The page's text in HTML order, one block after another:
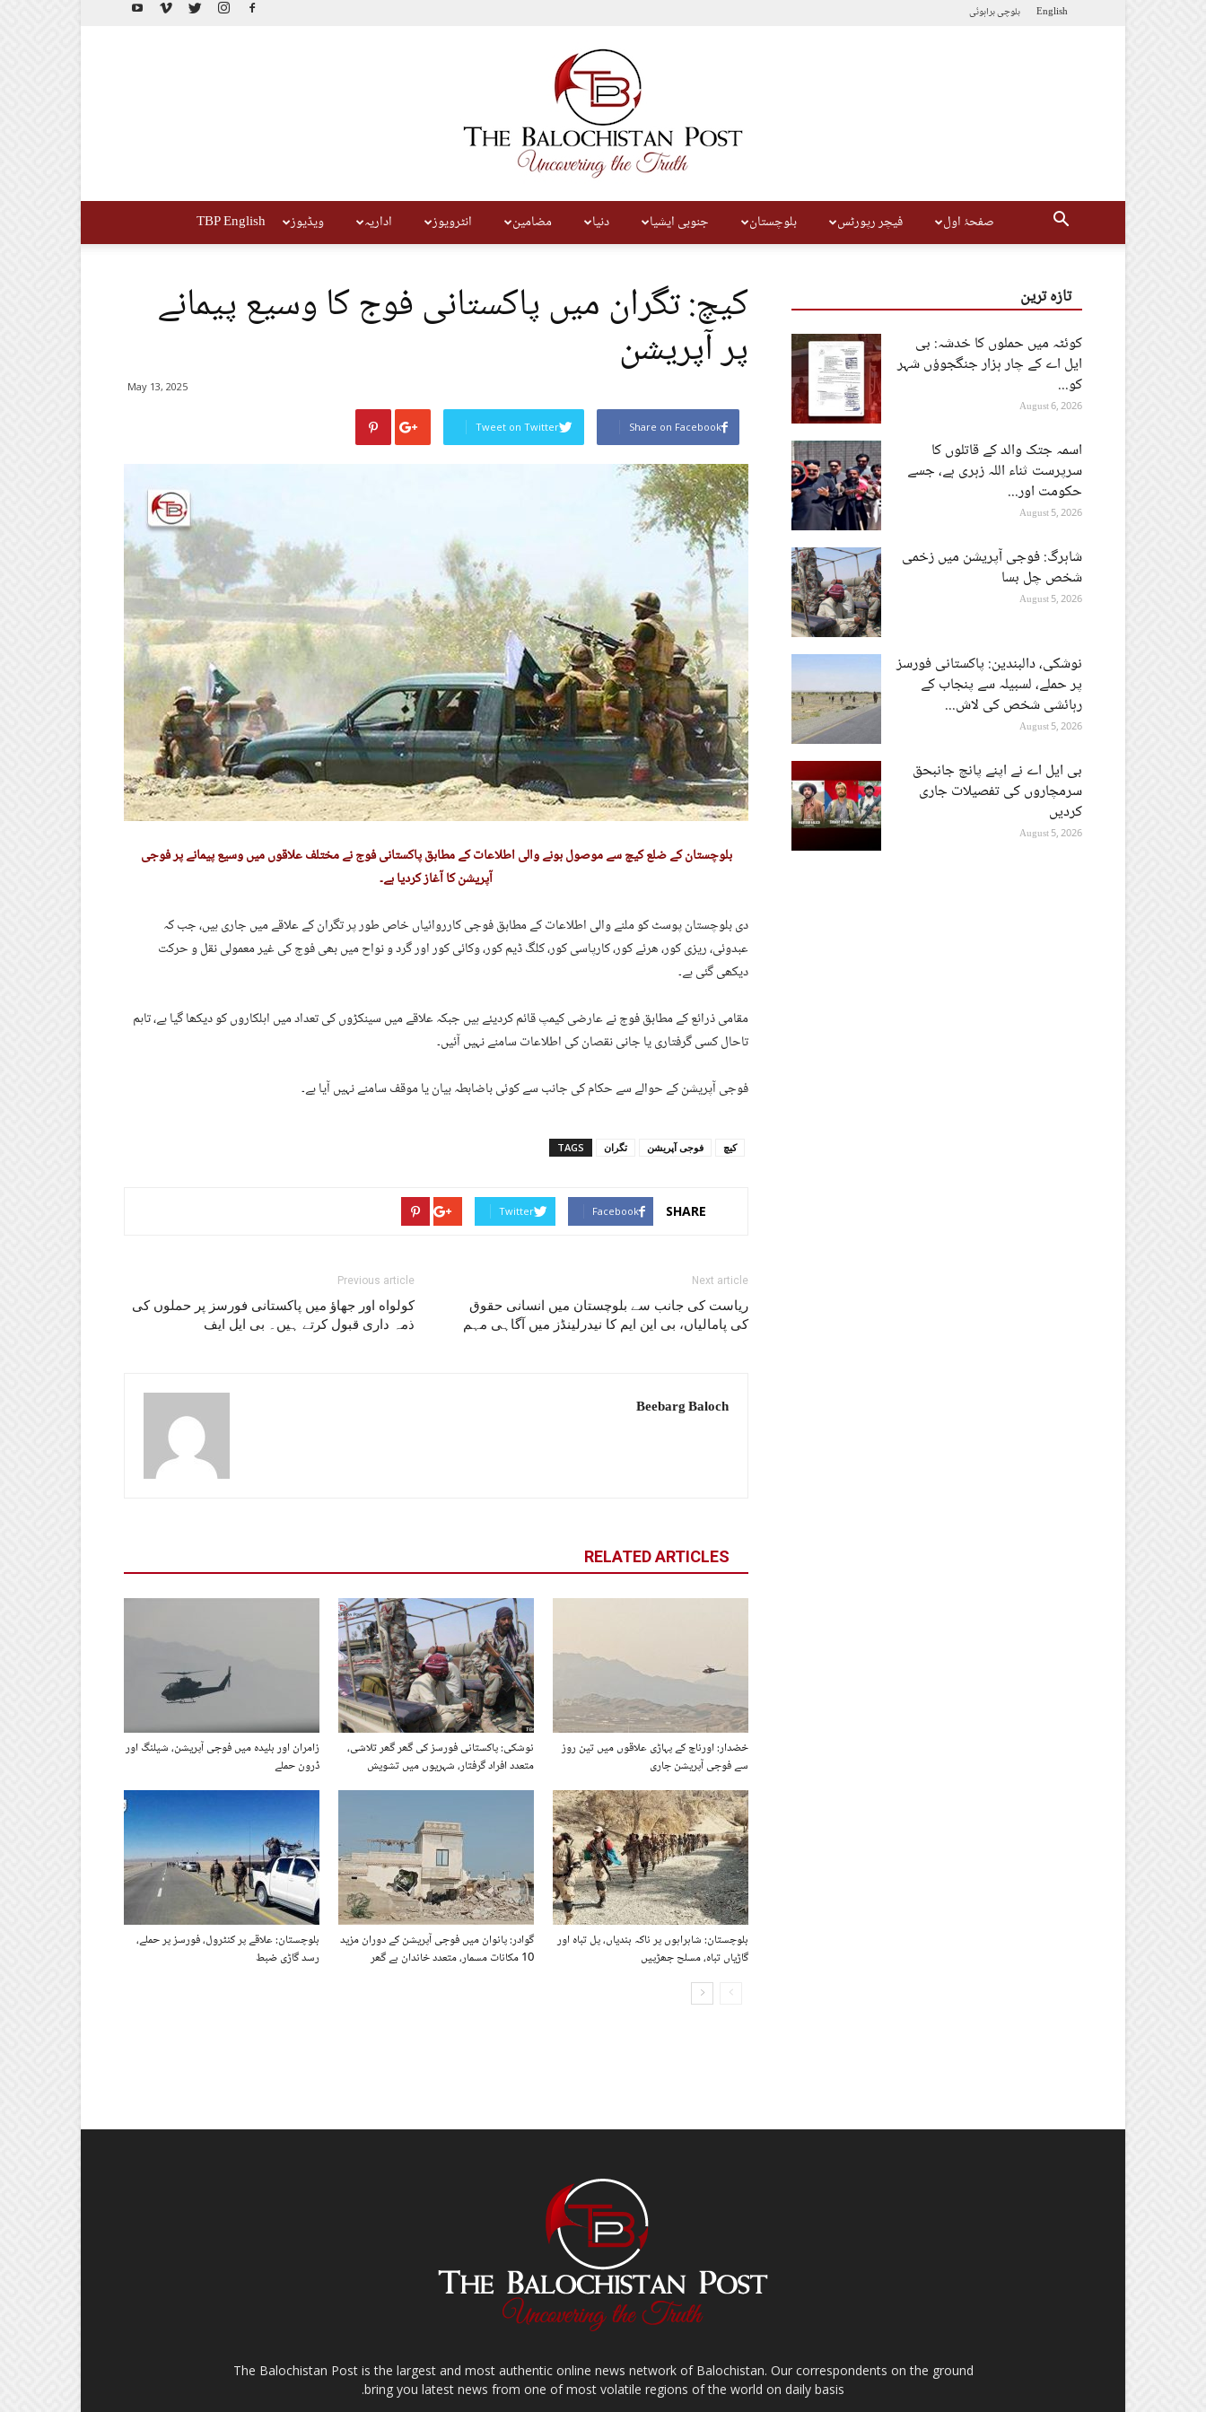
English بلوچیبراہوئی
صفحۂ اول فیچر رپورٹس بلوچستان جنوبی ایشیا دنیا مضامین انٹرویوز اداریہ ویڈیوز TBP English
کیچ: تگران میں پاکستانی فوج کا وسیع پیمانے
پر آپریشن
May 13, 2025
Share on Facebook
Tweet on Twitter
بلوچستان کے ضلع کیچ سے موصول ہونے والی اطلاعات کے مطابق پاکستانی فوج نے مختلف علاقوں میں وسیع پیمانے پر فوجی
آپریشن کا آغاز کردیا ہے۔
دی بلوچستان پوسٹ کو ملنے والی اطلاعات کے مطابق فوجی کارروائیاں خاص طور پر تگران کے علاقے میں جاری ہیں، جب کہ
عبدوئی، ریزی کور، ھرئے کور، کارپاسی کور، کلگ ڈیم کور، وکائی کور اور گرد و نواح میں بھی فوج کی غیر معمولی نقل و حرکت
دیکھی گئی ہے۔
مقامی ذرائع کے مطابق فوج نے عارضی کیمپ قائم کردیئے ہیں جبکہ علاقے میں سینکڑوں کی تعداد میں اہلکاروں کو دیکھا گیا ہے، تاہم
تاحال کسی گرفتاری یا جانی نقصان کی اطلاعات سامنے نہیں آئیں۔
فوجی آپریشن کے حوالے سے حکام کی جانب سے کوئی باضابطہ بیان یا موقف سامنے نہیں آیا ہے۔
TAGS تگران فوجی آپریشن کیچ
SHARE
Facebook
Twitter
Previous article
کولواه اور جھاؤ میں پاکستانی فورسز پر حملوں کی
ذمہ داری قبول کرتے ہیں۔ بی ایل ایف
Next article
ریاست کی جانب سے بلوچستان میں انسانی حقوق
کی پامالیاں، بی این ایم کا نیدرلینڈز میں آگاہی مہم
Beebarg Baloch
RELATED ARTICLES
زامران اور بلیدہ میں فوجی آپریشن، شیلنگ اور
ڈرون حملے
نوشکی: پاکستانی فورسز کی گھر گھر تلاشی،
متعدد افراد گرفتار، شہریوں میں تشویش
خضدار: اورناچ کے پہاڑی علاقوں میں تین روز
سے فوجی آپریشن جاری
بلوچستان: علاقے پر کنٹرول، فورسز پر حملے،
رسد گاڑی ضبط
گوادر: پانوان میں فوجی آپریشن کے دوران مزید
10 مکانات مسمار، متعدد خاندان بے گھر
بلوچستان: شاہراہوں پر ناکہ بندیاں، پل تباہ اور
گاڑیاں تباہ، مسلح جھڑپیں
تازہ ترین
کوئٹہ میں حملوں کا خدشہ: بی
ایل اے کے چار ہزار جنگجوؤں شہر
کو...
August 6, 2026
اسمہ جتک والد کے قاتلوں کا
سرپرست ثناء اللہ زہری ہے، جسے
حکومت اور...
August 5, 2026
شاہرگ: فوجی آپریشن میں زخمی
شخص چل بسا
August 5, 2026
نوشکی، دالبندین: پاکستانی فورسز
پر حملے، لسبیلہ سے پنجاب کے
رہائشی شخص کی لاش...
August 5, 2026
بی ایل اے نے اپنے پانچ جانبحق
سرمچاروں کی تفصیلات جاری
کردیں
August 5, 2026
The Balochistan Post is the largest and most authentic online news network of Balochistan. Our correspondents on the ground
bring you latest news from one of most volatile regions of the world on daily basis.